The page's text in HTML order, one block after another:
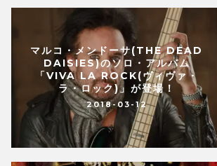
マルコ・メンドーサ(THE DEAD
DAISIES)のソロ・アルバム
「VIVA LA ROCK(ヴィヴァ・
ラ・ロック)」が登場！
2018-03-12